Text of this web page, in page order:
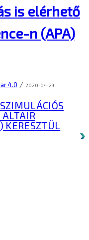
is elérhető
n (APA)
4.0 / 2020-04-29
ALTAIR
KERESZTÜL